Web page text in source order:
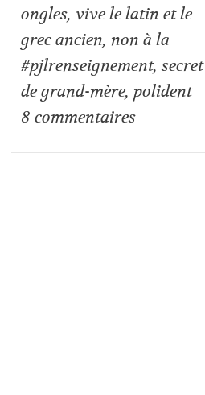
ongles,vive le latin et le
grec ancien, non à la
#pjlrenseignement,secret
de grand-mère,polident
8 commentaires